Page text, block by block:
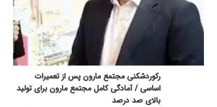
رکوردشکنی مجتمع مارون پس از تعمیرات
اساسی / آمادگی کامل مجتمع مارون برای تولید
بالای صد درصد